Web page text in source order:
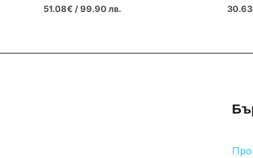
51.08€ / 99.90 лв. 30.63